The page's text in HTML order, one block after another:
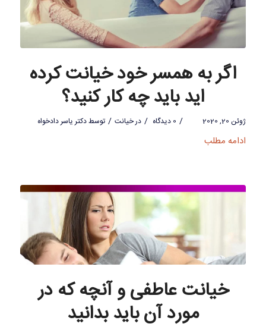
اگر به همسر خود خیانت کرده
اید باید چه کار کنید؟
ژوئن 20, 2020 / 0 دیدگاه / درخیانت / توسطدکتر یاسر دادخواه
ادامه مطلب
خیانت عاطفی و آنچه که در
مورد آن باید بدانید